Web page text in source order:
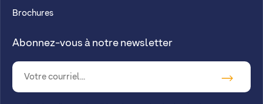
Brochures
Abonnez-vous à notre newsletter